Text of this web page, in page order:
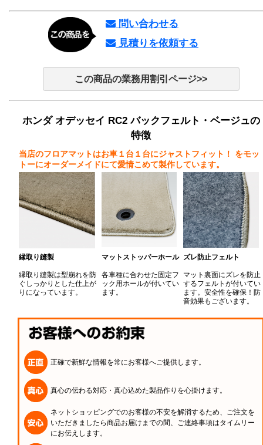
問い合わせる
見積りを依頼する
この商品の業務用割引ページ>>
ホンダ オデッセイ RC2 バックフェルト・ベージュの
特徴
当店のフロアマットはお車１台１台にジャストフィット！
をモッ
トーにオーダーメイドにて愛情こめて製作しています。
縁取り縫製
縁取り縫製は型崩れを防
ぐしっかりとした仕上が
りになっています。
マットストッパーホール
各車種に合わせた固定フ
ック用ホールが付いてい
ます。
ズレ防止フェルト
マット裏面にズレを防止
するフェルトが付いてい
ます。安全性を確保！防
音効果もございます。
正確で新鮮な情報を常にお客様へご提供します。
真心の伝わる対応・真心込めた製品作りを心掛けます。
ネットショッピングでのお客様の不安を解消するため、ご注文を
いただきましたら商品お届けまでの間、ご連絡事項はタイムリー
にお伝えします。